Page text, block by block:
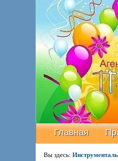
Главная
Вы здесь: